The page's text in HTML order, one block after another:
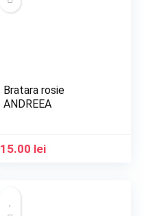
Bratara rosie
ANDREEA
15.00 lei